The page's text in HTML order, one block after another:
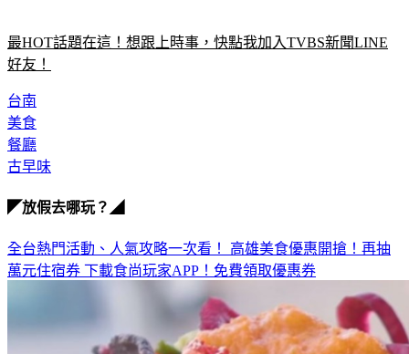
最HOT話題在這！想跟上時事，快點我加入TVBS新聞LINE
好友！
台南
美食
餐廳
古早味
◤放假去哪玩？◢
全台熱門活動、人氣攻略一次看！ 高雄美食優惠開搶！再抽
萬元住宿券 下載食尚玩家APP！免費領取優惠券